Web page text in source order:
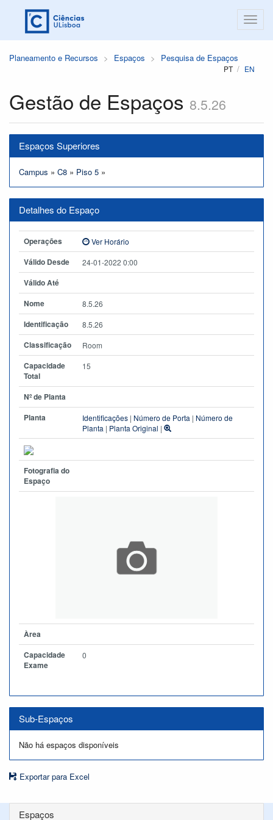
Planeamento e Recursos Espaços Pesquisa de Espaços
PT EN
Gestão de Espaços 8.5.26
Espaços Superiores
Campus » C8 » Piso 5 »
Detalhes do Espaço
Operações Ver Horário
Válido Desde 24-01-2022 0:00
Válido Até
Nome
8.5.26
Identificação 8.5.26
Classificação Room
Capacidade
Total
15
Nº de Planta
Planta
Identificações | Número de Porta | Número de
Planta | Planta Original |
Fotografia do
Espaço
Àrea
Capacidade
Exame
0
Sub-Espaços
Não há espaços disponíveis
Exportar para Excel
Espaços